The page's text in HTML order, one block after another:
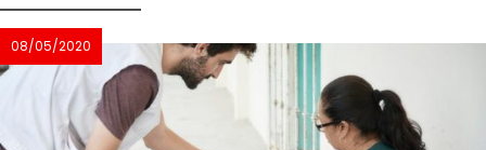
08/05/2020